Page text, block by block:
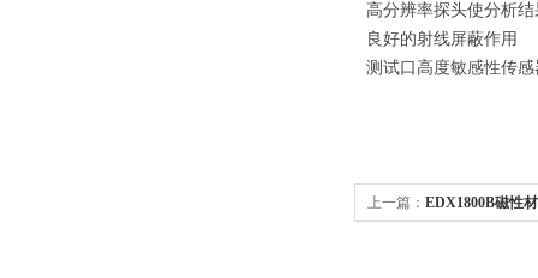
高分辨率探头使分析
良好的射线屏蔽作用
测试口高度敏感性传
上一篇： EDX1800B磁性